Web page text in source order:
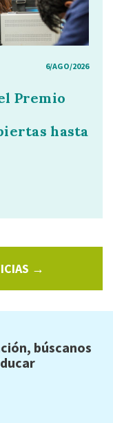
6/AGO/2026
Premio
hasta
→
búscanos